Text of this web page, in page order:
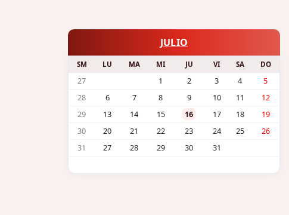
JULIO
SM LU MA MI JU VI SA DO
27 1 2 3 4
5
28
6 7 8 9 10 11
12
29
13 14 15 16 17 18
19
30
20 21 22 23 24 25
26
31
27 28 29 30 31